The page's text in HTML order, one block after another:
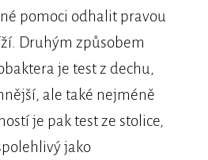
pomoci odhalit pravou
Druhým způsobem
je test z dechu,
ale také nejméně
je pak test ze stolice,
jako